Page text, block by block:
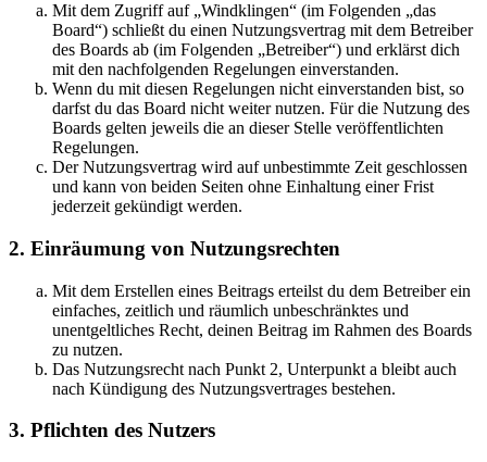
Mit dem Zugriff auf „Windklingen“ (im Folgenden „das
Board“) schließt du einen Nutzungsvertrag mit dem Betreiber
des Boards ab (im Folgenden „Betreiber“) und erklärst dich
mit den nachfolgenden Regelungen einverstanden.
Wenn du mit diesen Regelungen nicht einverstanden bist, so
darfst du das Board nicht weiter nutzen. Für die Nutzung des
Boards gelten jeweils die an dieser Stelle veröffentlichten
Regelungen.
Der Nutzungsvertrag wird auf unbestimmte Zeit geschlossen
und kann von beiden Seiten ohne Einhaltung einer Frist
jederzeit gekündigt werden.
2. Einräumung von Nutzungsrechten
Mit dem Erstellen eines Beitrags erteilst du dem Betreiber ein
einfaches, zeitlich und räumlich unbeschränktes und
unentgeltliches Recht, deinen Beitrag im Rahmen des Boards
zu nutzen.
Das Nutzungsrecht nach Punkt 2, Unterpunkt a bleibt auch
nach Kündigung des Nutzungsvertrages bestehen.
3. Pflichten des Nutzers